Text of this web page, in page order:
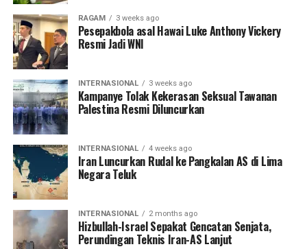
RAGAM 3 weeks ago
Pesepakbola asal Hawai Luke Anthony Vickery
Resmi Jadi WNI
INTERNASIONAL 3 weeks ago
Kampanye Tolak Kekerasan Seksual Tawanan
Palestina Resmi Diluncurkan
INTERNASIONAL 4 weeks ago
Iran Luncurkan Rudal ke Pangkalan AS di Lima
Negara Teluk
INTERNASIONAL 2 months ago
Hizbullah-Israel Sepakat Gencatan Senjata,
Perundingan Teknis Iran-AS Lanjut